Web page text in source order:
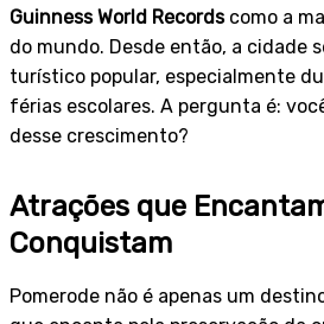
Guinness World Recordscomo a
do mundo. Desde então, a cidade
turístico popular, especialmente
férias escolares. A pergunta é:
desse crescimento?
Atrações que
Conquistam
Pomerode não é apenas um